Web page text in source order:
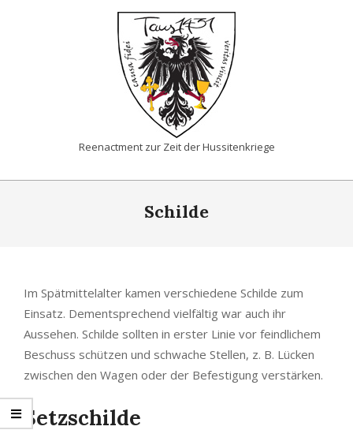
TAUS1431
Reenactment zur Zeit der Hussitenkriege
Primary
Schilde
Im Spätmittelalter kamen verschiedene Schilde zum
Einsatz. Dementsprechend vielfältig war auch ihr
Aussehen. Schilde sollten in erster Linie vor feindlichem
Beschuss schützen und schwache Stellen, z. B. Lücken
zwischen den Wagen oder der Befestigung verstärken.
Setzschilde